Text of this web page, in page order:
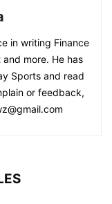
in writing Finance
more. He has
Sports and read
or feedback,